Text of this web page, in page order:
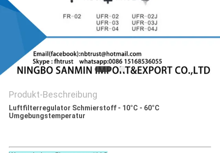
DATENSCHUTZERKLÄRUNG
Produkt-Beschreibung
Luftfilterregulator Schmierstoff - 10°C - 60°C
Umgebungstemperatur